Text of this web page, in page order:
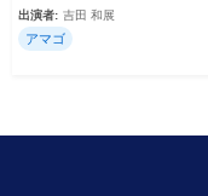
出演者: 吉田 和展
アマゴ